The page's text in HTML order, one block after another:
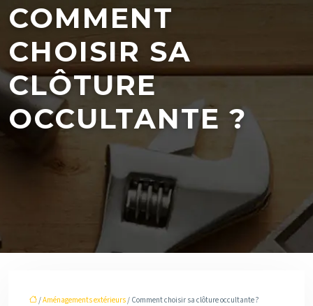
COMMENT
CHOISIR SA
CLÔTURE
OCCULTANTE ?
/Aménagements extérieurs/ Comment choisir sa clôture occultante ?